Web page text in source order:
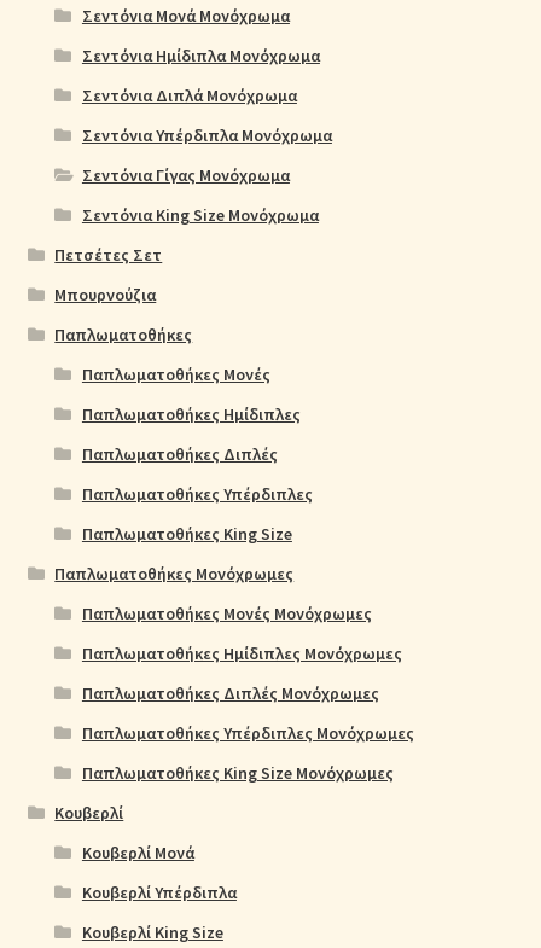
Σεντόνια Μονά Μονόχρωμα
Σεντόνια Ημίδιπλα Μονόχρωμα
Σεντόνια Διπλά Μονόχρωμα
Σεντόνια Υπέρδιπλα Μονόχρωμα
Σεντόνια Γίγας Μονόχρωμα
Σεντόνια King Size Μονόχρωμα
Πετσέτες Σετ
Μπουρνούζια
Παπλωματοθήκες
Παπλωματοθήκες Μονές
Παπλωματοθήκες Ημίδιπλες
Παπλωματοθήκες Διπλές
Παπλωματοθήκες Υπέρδιπλες
Παπλωματοθήκες King Size
Παπλωματοθήκες Μονόχρωμες
Παπλωματοθήκες Μονές Μονόχρωμες
Παπλωματοθήκες Ημίδιπλες Μονόχρωμες
Παπλωματοθήκες Διπλές Μονόχρωμες
Παπλωματοθήκες Υπέρδιπλες Μονόχρωμες
Παπλωματοθήκες King Size Μονόχρωμες
Κουβερλί
Κουβερλί Μονά
Κουβερλί Υπέρδιπλα
Κουβερλί King Size